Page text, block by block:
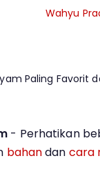
Wahyu
- Perhatikan
bahandan cara